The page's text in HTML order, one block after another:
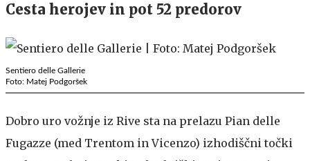
Cesta herojev in pot 52 predorov
Sentiero delle Gallerie
Foto: Matej Podgoršek
Dobro uro vožnje iz Rive sta na prelazu Pian delle
Fugazze (med Trentom in Vicenzo) izhodiščni točki